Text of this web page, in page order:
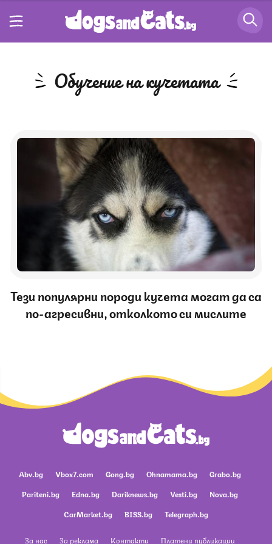
обучение на кучетата
Тези популярни породи кучета могат да са
по-агресивни, отколкото си мислите
Abv.bg Vbox7.com Gong.bg Ohnamama.bg
Grabo.bg
Pariteni.bg
Edna.bg Dariknews.bg Vesti.bg
Nova.bg
CarMarket.bg
BISS.bg Telegraph.bg
За нас За реклама Контакти Платени публикации